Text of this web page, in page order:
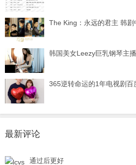
The King：永远的君主 韩
韩国美女Leezy巨乳钢琴主
365逆转命运的1年电视剧百
最新评论
通过后更好